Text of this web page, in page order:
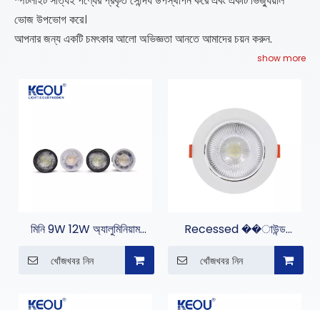
ভোজ উপভোগ করে।
আপনার জন্য একটি চমৎকার আলো অভিজ্ঞতা আনতে আমাদের চয়ন করুন.
show more
মিনি 9W 12W অ্যালুমিনিয়াম
খোঁজখবর নিন
Recessed ��াউন্ড
খোঁজখবর নিন